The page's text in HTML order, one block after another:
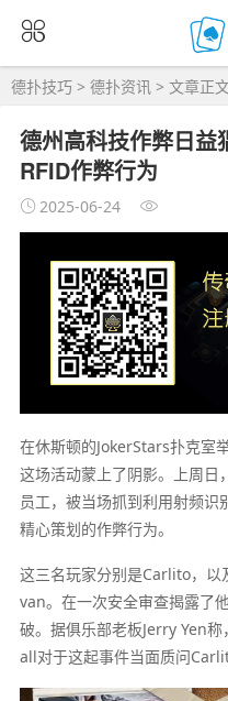
德扑技巧 > 德扑资讯 > 文章正
德州高科技作弊日益
RFID作弊行为
2025-06-24
在休斯顿的JokerStars扑克室
这场活动蒙上了阴影。上周日
员工，被当场抓到利用射频识
精心策划的作弊行为。
这三名玩家分别是Carlito，
van。在一次安全审查揭露了
破。据俱乐部老板Jerry Yen
all对于这起事件当面质问